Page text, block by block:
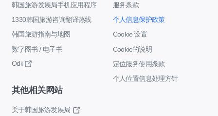
韩国旅游发展局手机应用程序
1330韩国旅游咨询翻译热线
韩国旅游指南与地图
数字图书 / 电子书
Odii
服务条款
个人信息保护政策
Cookie 设置
Cookie的说明
定位服务使用条款
个人位置信息处理方针
其他相关网站
关于韩国旅游发展局